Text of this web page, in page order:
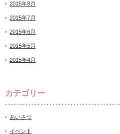
2015年8月
2015年7月
2015年6月
2015年5月
2015年4月
カテゴリー
あいさつ
イベント